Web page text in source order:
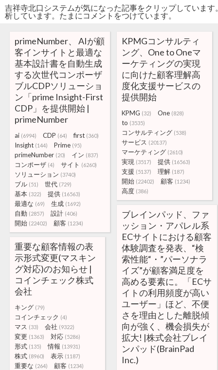
吉祥寺北口システムが気になった記事をクリップしていま
析しています。たまにコメントをつけています。
primeNumber、 AIが顧
客インサイトと最適な
基本設計書を自動生成
する次世代コンポーザ
ブルCDPソリューショ
ン「prime Insight-First
CDP」を提供開始 |
primeNumber
ai (6994) CDP (64) first (360)
Insight (144) Prime (95)
primeNumber (20) イン (837)
コンポーザ (4) サイト (6260)
ソリューション (3740)
ブル (51) 世代 (729)
基本 (322) 提供 (16563)
最適な (69) 生成 (1692)
自動 (2857) 設計 (406)
開始 (22402) 顧客 (1234)
KPMGコンサルティ
ング、One to Oneマ
ーケティングの実現
に向けた顧客理解高
度化支援サービスの
提供開始
KPMG (32) One (828)
to (3535)
コンサルティング (538)
サービス (20137)
マーケティング (2610)
実現 (3517) 提供 (16563)
支援 (5137) 理解 (187)
開始 (22402) 顧客 (1234)
高度 (386)
ブレインパッド、ファ
ッション・アパレル系
ECサイトにおける顧客
体験調査を発表、“検
索性能“・”パーソナラ
イズ”が顧客満足度を
高める要素に。「ECサ
イトの利用頻度が高い
ユーザー」ほど、不便
さを理由とした離脱傾
向が強く、機会損失が
拡大! |株式会社ブレイ
ンパッド(BrainPad
Inc.)
重要な顧客情報の表
示形式変更(マスキン
グ対応)のお知らせ |
コインチェック株式
会社
キング (79)
コインチェック (4)
マス (33) 会社 (9322)
変更 (1363) 対応 (5286)
形式 (135) 情報 (13931)
株式 (8960) 表示 (1187)
重要な (264) 顧客 (1234)